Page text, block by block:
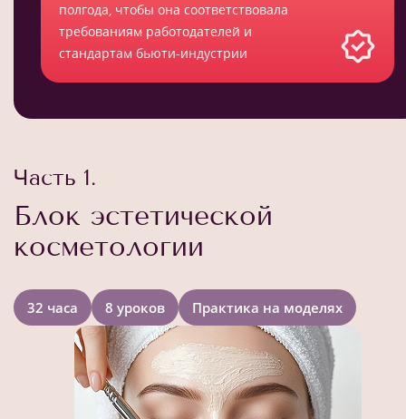
полгода, чтобы она соответствовала
требованиям работодателей и
стандартам бьюти-индустрии
Часть 1.
Блок эстетической
косметологии
32 часа 8 уроков Практика на моделях